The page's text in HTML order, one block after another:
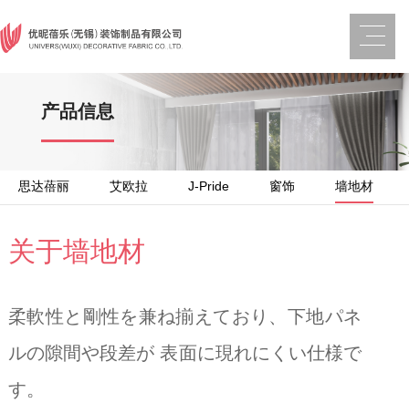
产品信息
思达蓓丽 艾欧拉 J-Pride 窗饰 墙地材
关于墙地材
柔軟性と剛性を兼ね揃えており、下地パネ
ルの隙間や段差が 表面に現れにくい仕様で
す。